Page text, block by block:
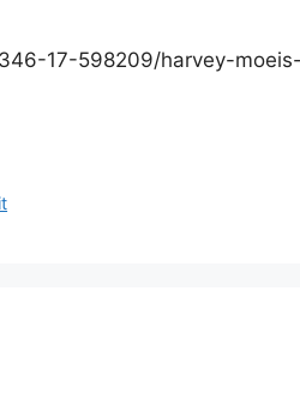
17-598209/harvey-moeis-